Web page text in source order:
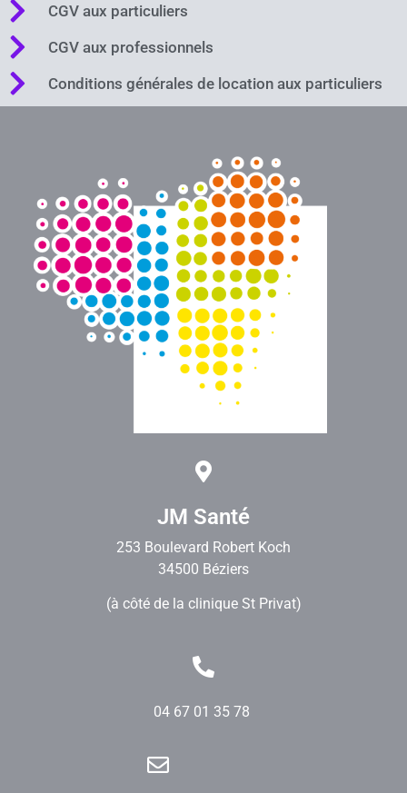
CGV aux particuliers
CGV aux professionnels
Conditions générales de location aux particuliers
JM Santé
253 Boulevard Robert Koch
34500 Béziers
(à côté de la clinique St Privat)
04 67 01 35 78